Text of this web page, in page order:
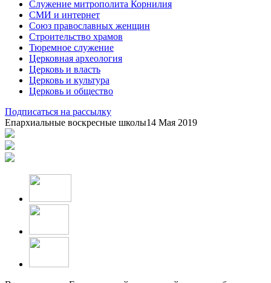
Служение митрополита Корнилия
СМИ и интернет
Союз православных женщин
Строительство храмов
Тюремное служение
Церковная археология
Церковь и власть
Церковь и культура
Церковь и общество
Подписаться на рассылку
Епархиальные воскресные школы14 Мая 2019